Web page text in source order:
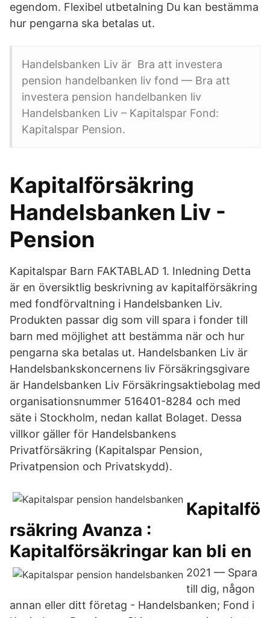
egendom. Flexibel utbetalning Du kan bestämma
hur pengarna ska betalas ut.
Handelsbanken Liv är​ Bra att investera
pension handelbanken liv fond — Bra att
investera pension handelbanken liv
Handelsbanken Liv – Kapitalspar Fond:
Kapitalspar Pension.
Kapitalförsäkring
Handelsbanken Liv -
Pension
Kapitalspar Barn FAKTABLAD 1. Inledning Detta
är en översiktlig beskrivning av kapitalförsäkring
med fondförvaltning i Handelsbanken Liv.
Produkten passar dig som vill spara i fonder till
barn med möjlighet att bestämma när och hur
pengarna ska betalas ut. Handelsbanken Liv är
Handelsbankskoncernens liv­ Försäkringsgivare
är Handelsbanken Liv Försäkringsaktiebolag med
organisationsnummer 516401-8284 och med
säte i Stockholm, nedan kallat Bolaget. Dessa
villkor gäller för Handelsbankens
Privatförsäkring (Kapitalspar Pension,
Privatpension och Privatskydd).
Kapitalfö
rsäkring Avanza :
Kapitalförsäkringar kan bli en
2021 — Spara
till dig, någon
annan eller ditt företag - Handelsbanken; Fond i